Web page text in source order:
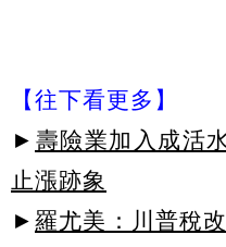
【往下看更多】
► 壽險業加入成活
止漲跡象
► 羅尤美：川普稅